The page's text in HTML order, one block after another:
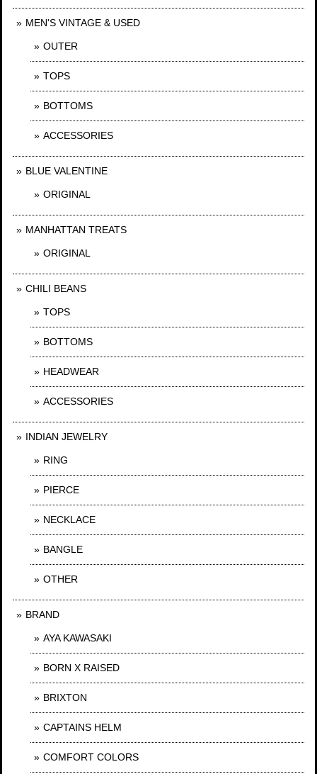
MEN'S VINTAGE & USED
OUTER
TOPS
BOTTOMS
ACCESSORIES
BLUE VALENTINE
ORIGINAL
MANHATTAN TREATS
ORIGINAL
CHILI BEANS
TOPS
BOTTOMS
HEADWEAR
ACCESSORIES
INDIAN JEWELRY
RING
PIERCE
NECKLACE
BANGLE
OTHER
BRAND
AYA KAWASAKI
BORN X RAISED
BRIXTON
CAPTAINS HELM
COMFORT COLORS